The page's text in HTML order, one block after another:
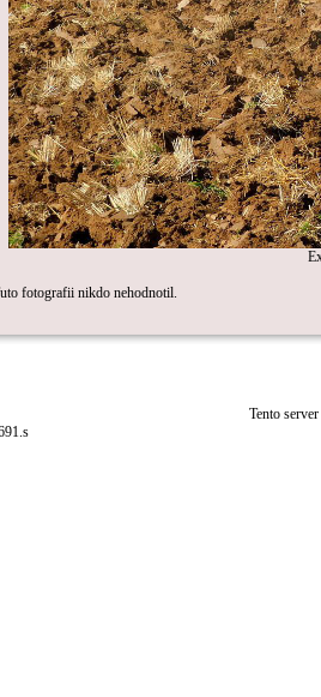
fotografii nikdo nehodnotil.
Tento